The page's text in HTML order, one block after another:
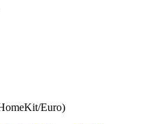
Euro)